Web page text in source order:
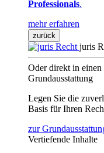
Professionals.
mehr erfahren
zurück
juris
Oder direkt in einen
Grundausstattung
Legen Sie die
Basis für Ihren
zur
Vertiefende Inhalte